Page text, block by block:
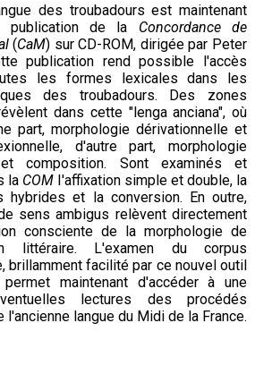
des troubadours est maintenant
publication de la Concordance de
(CaM) sur CD-ROM, dirigée par Peter
publication rend possible l'accès
les formes lexicales dans les
des troubadours. Des zones
dans cette "lenga anciana", où
part, morphologie dérivationnelle et
d'autre part, morphologie
et composition. Sont examinés et
la COM I'affixation simple et double, la
hybrides et la conversion. En outre,
sens ambigus relèvent directement
consciente de la morphologie de
littéraire. L'examen du corpus
brillamment facilité par ce nouvel outil
maintenant d'accéder à une
lectures des procédés
langue du Midi de la France.